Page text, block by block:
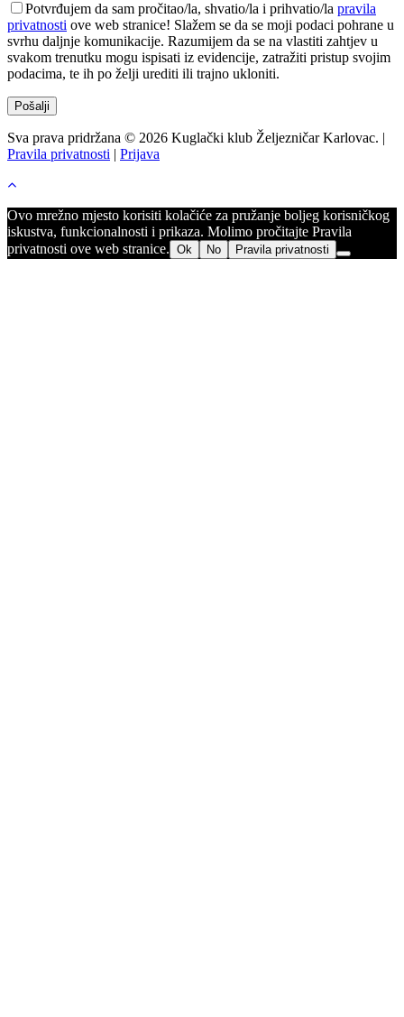
Potvrđujem da sam pročitao/la, shvatio/la i prihvatio/la pravila
privatnosti ove web stranice! Slažem se da se moji podaci pohrane u
svrhu daljnje komunikacije. Razumijem da se na vlastiti zahtjev u
svakom trenutku mogu ispisati iz evidencije, zatražiti pristup svojim
podacima, te ih po želji urediti ili trajno ukloniti.
Sva prava pridržana © 2026 Kuglački klub Željezničar Karlovac. |
Pravila privatnosti | Prijava
Ovo mrežno mjesto korisiti kolačiće za pružanje boljeg korisničkog
iskustva, funkcionalnosti i prikaza. Molimo pročitajte Pravila
privatnosti ove web stranice. Ok No Pravila privatnosti